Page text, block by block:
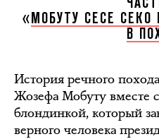
« МОБУТУ СЕСЕ СЕКО
В
История речного
Жозефа Мобуту вместе
блондинкой, который
верного человека